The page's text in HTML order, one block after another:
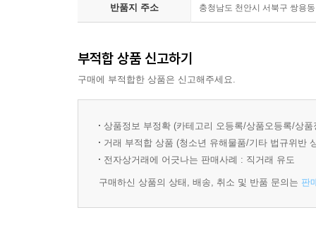
반품지 주소 충청남도 천안시 서북구 쌍용
부적합 상품 신고하기
구매에 부적합한 상품은 신고해주세요.
상품정보 부정확 (카테고리 오등록/상품오등록/상
거래 부적합 상품 (청소년 유해물품/기타 법규위반
전자상거래에 어긋나는 판매사례 : 직거래 유도
구매하신 상품의 상태, 배송, 취소 및 반품 문의는 판